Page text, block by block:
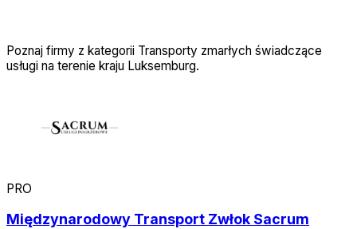
Poznaj firmy z kategorii Transporty zmarłych świadczące
usługi na terenie kraju Luksemburg.
PRO
Międzynarodowy Transport Zwłok Sacrum